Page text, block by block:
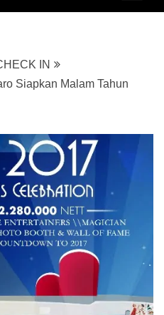
IN
Siapkan Malam Tahun